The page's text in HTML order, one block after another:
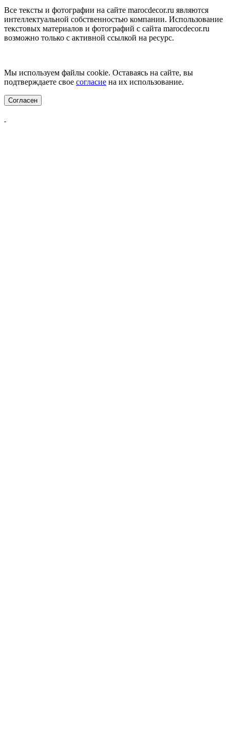
Все тексты и фотографии на сайте marocdecor.ru являются
интеллектуальной собственностью компании. Использование
текстовых материалов и фотографий с сайта marocdecor.ru
возможно только с активной ссылкой на ресурс.
Мы используем файлы cookie. Оставаясь на сайте, вы
подтверждаете свое согласие на их использование.
Согласен